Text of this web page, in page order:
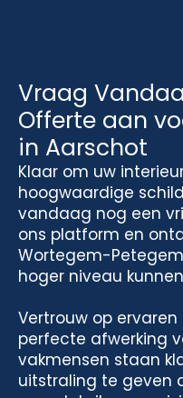
Vraag
Offerte aan
in Aarschot
Klaar om uw
hoogwaardige
vandaag nog een
ons platform en
Wortegem-
hoger niveau
Vertrouw op
perfecte afwerking
vakmensen staan
uitstraling te geven